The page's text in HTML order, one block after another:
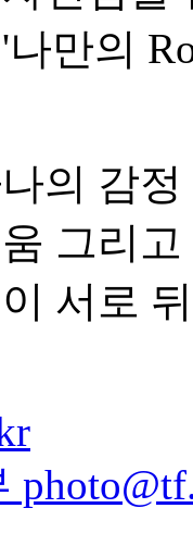
만의
의 감
그리
서로